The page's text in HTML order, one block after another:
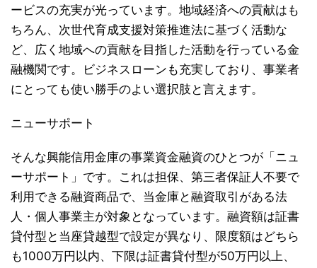
ービスの充実が光っています。地域経済への貢献はも
ちろん、次世代育成支援対策推進法に基づく活動な
ど、広く地域への貢献を目指した活動を行っている金
融機関です。ビジネスローンも充実しており、事業者
にとっても使い勝手のよい選択肢と言えます。
ニューサポート
そんな興能信用金庫の事業資金融資のひとつが「ニュ
ーサポート」です。これは担保、第三者保証人不要で
利用できる融資商品で、当金庫と融資取引がある法
人・個人事業主が対象となっています。融資額は証書
貸付型と当座貸越型で設定が異なり、限度額はどちら
も1000万円以内、下限は証書貸付型が50万円以上、